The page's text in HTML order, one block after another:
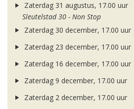
Zaterdag 31 augustus, 17.00 uur
Sleutelstad 30 - Non Stop
Zaterdag 30 december, 17.00 uur
Zaterdag 23 december, 17.00 uur
Zaterdag 16 december, 17.00 uur
Zaterdag 9 december, 17.00 uur
Zaterdag 2 december, 17.00 uur